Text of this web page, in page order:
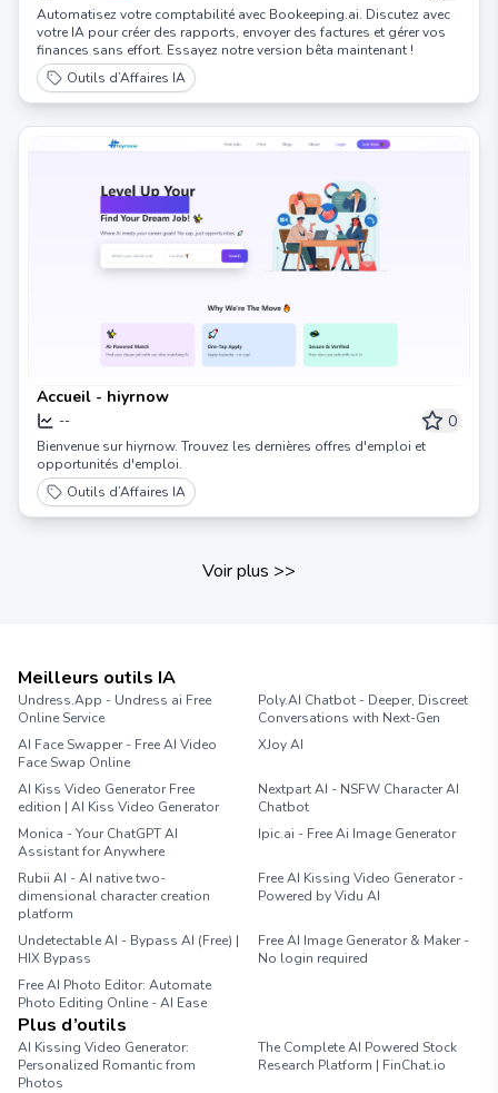
Automatisez votre comptabilité avec Bookeeping.ai. Discutez avec
votre IA pour créer des rapports, envoyer des factures et gérer vos
finances sans effort. Essayez notre version bêta maintenant !
Outils d’Affaires IA
Accueil - hiyrnow
-- 0
Bienvenue sur hiyrnow. Trouvez les dernières offres d'emploi et
opportunités d'emploi.
Outils d’Affaires IA
Voir plus >>
Meilleurs outils IA
Undress.App - Undress ai Free
Online Service
Poly.AI Chatbot - Deeper, Discreet
Conversations with Next-Gen
AI Face Swapper - Free AI Video
Face Swap Online
XJoy AI
AI Kiss Video Generator Free
edition | AI Kiss Video Generator
Nextpart AI - NSFW Character AI
Chatbot
Monica - Your ChatGPT AI
Assistant for Anywhere
Ipic.ai - Free Ai Image Generator
Rubii AI - AI native two-
dimensional character creation
platform
Free AI Kissing Video Generator -
Powered by Vidu AI
Undetectable AI - Bypass AI (Free) |
HIX Bypass
Free AI Image Generator & Maker -
No login required
Free AI Photo Editor: Automate
Photo Editing Online - AI Ease
Plus d’outils
AI Kissing Video Generator:
Personalized Romantic from
Photos
The Complete AI Powered Stock
Research Platform | FinChat.io